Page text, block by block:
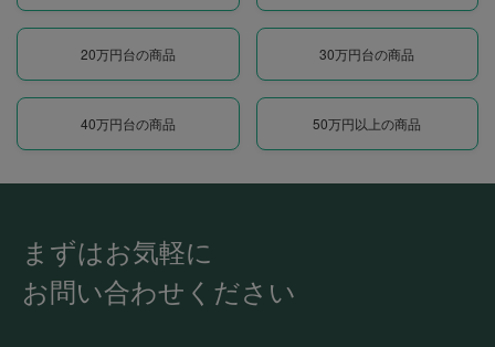
20万円台の商品 30万円台の商品
40万円台の商品 50万円以上の商品
まずはお気軽に
お問い合わせください